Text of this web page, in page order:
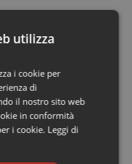
Ulcerosa
neurodegenerative
da QS Pro
infrastrutture,
e Risk management
resistente:
utilizza
i cookie per
di
il nostro sito web
in conformità
i cookie. Leggi di